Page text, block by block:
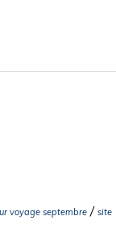
voyage septembre / site